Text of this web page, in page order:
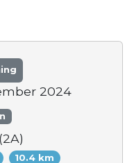
2024
10.4 km